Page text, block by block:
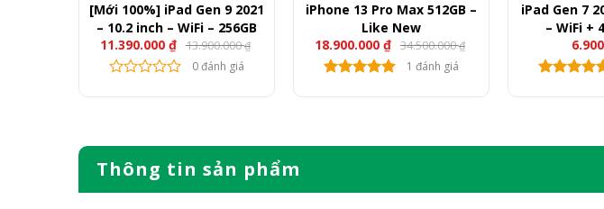
[Mới 100%] iPad Gen 9 2021
– 10.2 inch – WiFi – 256GB
11.390.000 ₫ 13.900.000₫
0 đánh giá
iPhone 13 Pro Max 512GB –
Like New
18.900.000 ₫ 34.500.000₫
1 đánh giá
iPad Gen 7
– WiFi +
Thông tin sản phẩm